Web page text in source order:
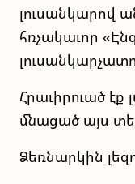
լուսանկարով
հռչակաւոր
Հրաւիրուած էք
մնացած այս
Ձեռնարկին